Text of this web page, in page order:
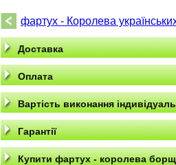
фартух - Королева
Доставка
Оплата
Вартість виконання
Гарантії
Купити фартух - королева